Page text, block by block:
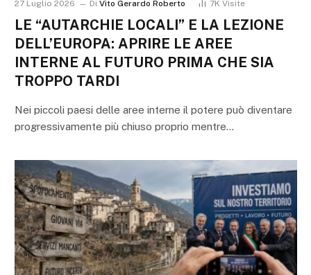
27 Luglio 2026 Di Vito Gerardo Roberto 7K Visite
LE “AUTARCHIE LOCALI” E LA LEZIONE
DELL’EUROPA: APRIRE LE AREE
INTERNE AL FUTURO PRIMA CHE SIA
TROPPO TARDI
Nei piccoli paesi delle aree interne il potere può diventare
progressivamente più chiuso proprio mentre…